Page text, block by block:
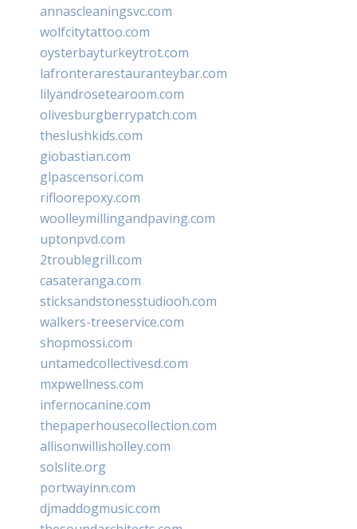
annascleaningsvc.com
wolfcitytattoo.com
oysterbayturkeytrot.com
lafronterarestauranteybar.com
lilyandrosetearoom.com
olivesburgberrypatch.com
theslushkids.com
giobastian.com
glpascensori.com
rifloorepoxy.com
woolleymillingandpaving.com
uptonpvd.com
2troublegrill.com
casateranga.com
sticksandstonesstudiooh.com
walkers-treeservice.com
shopmossi.com
untamedcollectivesd.com
mxpwellness.com
infernocanine.com
thepaperhousecollection.com
allisonwillisholley.com
solslite.org
portwayinn.com
djmaddogmusic.com